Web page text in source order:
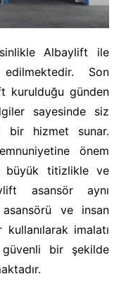
Albaylift ile
Son
kurulduğu günden
sayesinde siz
bir hizmet sunar.
önem
büyük titizlikle ve
asansör aynı
ve insan
imalatı
güvenli bir şekilde